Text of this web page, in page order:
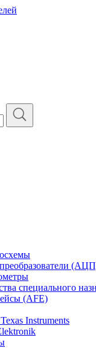
специального
(AFE)
Instruments